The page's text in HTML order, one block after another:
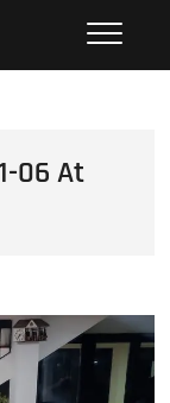
EMPRESARIAL
06 At